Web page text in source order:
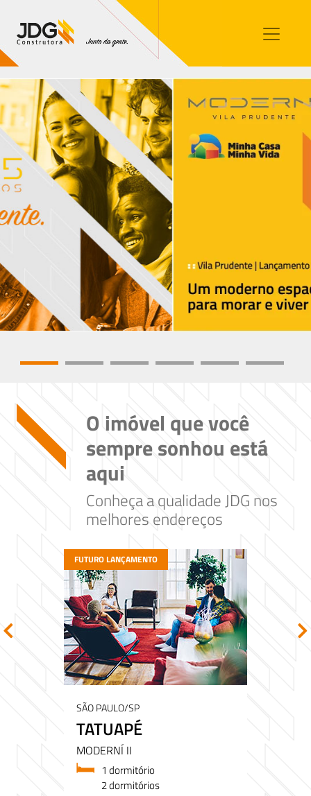
Contato
Sobre nós
O imóvel que você
sempre sonhou está
aqui
Conheça a qualidade JDG nos
melhores endereços
SÃO PAULO/SP
TATUAPÉ
MODERNÍ II
1 dormitório
2 dormitórios
FUTURO LANÇAMENTO